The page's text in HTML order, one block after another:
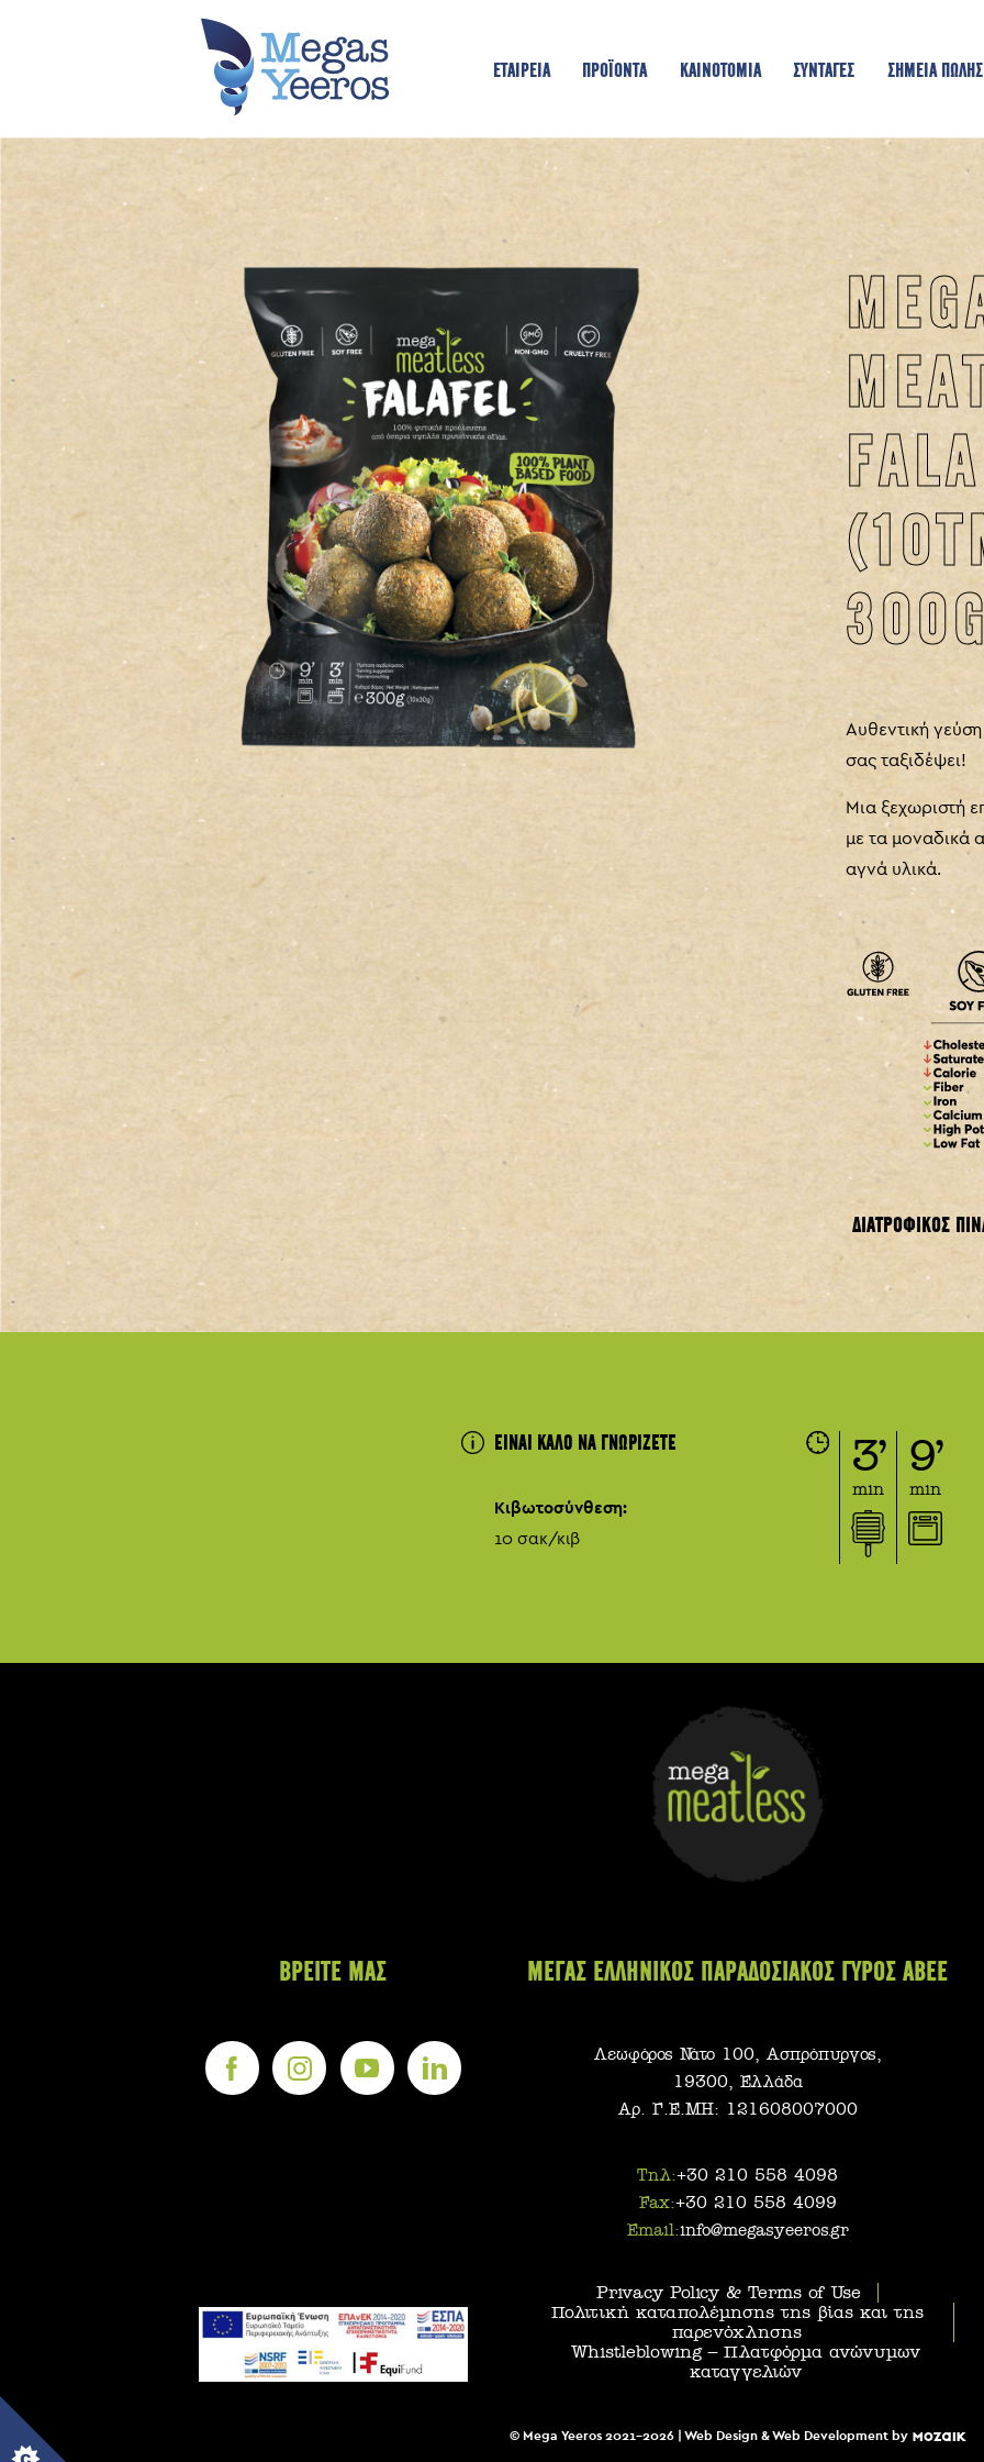
ΕΤΑΙΡΕΙΑ ΠΡΟΪΟΝΤΑ KAINOTOMIA ΣΥΝΤΑΓΕΣ ΣΗΜΕΙΑ
300G
Αυθεντική
σας ταξιδέψει!
Μια ξεχωριστή
με τα μοναδικά
αγνά υλικά.
ΔΙΑΤΡΟΦΙΚΟΣ
Μέση Διαθρεπτική
Ενεργειακή Αξία
Υδατάνθρακες
εκ των οποίων Σάκχαρα
Αλάτι (NaCl)
ΕΙΝΑΙ ΚΑΛΟ ΝΑ ΓΝΩΡΙΖΕΤΕ
Κιβωτοσύνθεση:
10 σακ/κιβ
3’ 9’
ΒΡΕΙΤΕ ΜΑΣ ΜΕΓΑΣ ΕΛΛΗΝΙΚΟΣ ΠΑΡΑΔΟΣΙΑΚΟΣ ΓΥΡΟΣ ΑΒΕΕ
Λεωφόρος Νάτο 100, Ασπρόπυργος,
19300, Ελλάδα
Αρ. Γ.Ε.ΜΗ: 121608007000
Τηλ:+30 210 558 4098
Fax:+30 210 558 4099
Email:info@megasyeeros.gr
Privacy Policy & Terms of Use
Πολιτική καταπολέμησης της βίας και της
παρενόχλησης
Whistleblowing – Πλατφόρμα ανώνυμων
καταγγελιών
© Mega Yeeros 2021-2026 | Web Design & Web Development by